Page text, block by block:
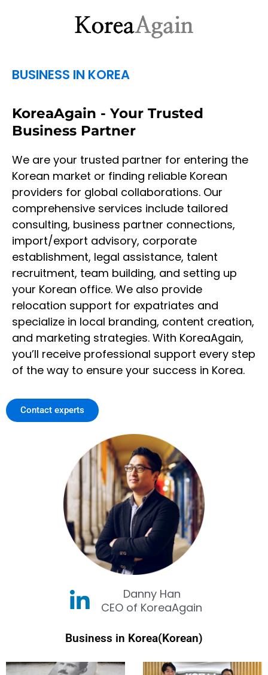
BUSINESS IN KOREA
KoreaAgain - Your Trusted
Business Partner
We are your trusted partner for entering the
Korean market or finding reliable Korean
providers for global collaborations. Our
comprehensive services include tailored
consulting, business partner connections,
import/export advisory, corporate
establishment, legal assistance, talent
recruitment, team building, and setting up
your Korean office. We also provide
relocation support for expatriates and
specialize in local branding, content creation,
and marketing strategies. With KoreaAgain,
you’ll receive professional support every step
of the way to ensure your success in Korea.
Contact experts
Danny Han
CEO of KoreaAgain
Business in Korea(Korean)